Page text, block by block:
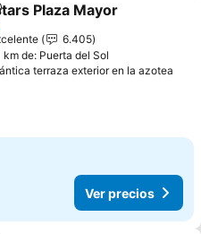
a favoritos
Plaza Mayor
6.405
km de: Puerta del Sol
terraza exterior en la azotea
Ver precios